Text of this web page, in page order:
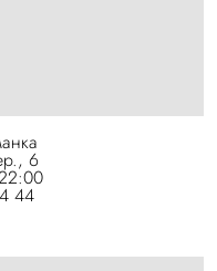
6
44